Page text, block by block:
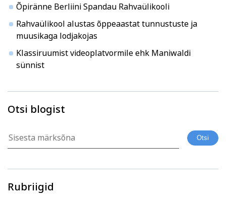
Õpiränne Berliini Spandau Rahvaülikooli
Rahvaülikool alustas õppeaastat tunnustuste ja
muusikaga lodjakojas
Klassiruumist videoplatvormile ehk Maniwaldi
sünnist
Otsi blogist
Rubriigid